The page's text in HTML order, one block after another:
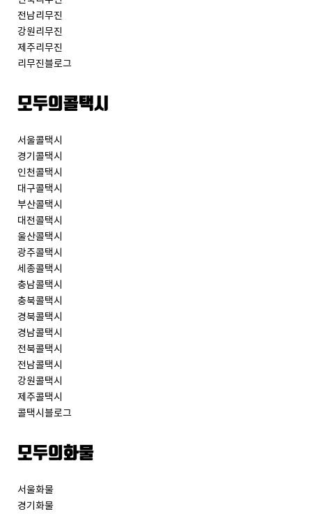
전남리무진
강원리무진
제주리무진
리무진블로그
모두의콜택시
서울콜택시
경기콜택시
인천콜택시
대구콜택시
부산콜택시
대전콜택시
울산콜택시
광주콜택시
세종콜택시
충남콜택시
충북콜택시
경북콜택시
경남콜택시
전북콜택시
전남콜택시
강원콜택시
제주콜택시
콜택시블로그
모두의화물
서울화물
경기화물